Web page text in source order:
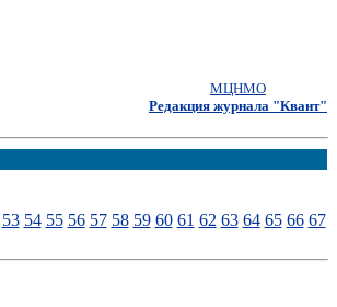
МЦНМО
Редакция журнала "Квант"
53 54 55 56 57 58 59 60 61 62 63 64 65 66 67